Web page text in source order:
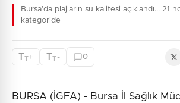
Bursa’da plajların su kalitesi açıklandı... 21
kategoride
TT+ TT - 0
BURSA (İGFA) - Bursa İl Sağlık